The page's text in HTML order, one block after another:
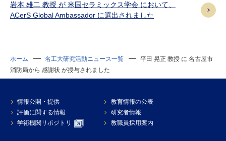
岩本 雄二 教授 が 米国セラミックス学会 において、
ACerS Global Ambassador に選出されました
ホーム 名工大研究活動ニュース一覧
平田 晃正 教授 に 名古屋市
消防局から 感謝状 が授与されました
情報公開・提供
教育情報の公表
評価に関する情報
研究者情報
学術機関リポジトリ
教職員採用案内